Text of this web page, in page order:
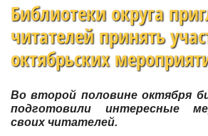
Библиотеки округа
читателей принять
октябрьских
Во второй половине октября
подготовили интересные
своих читателей.